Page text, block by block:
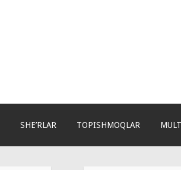
SHE’RLAR TOPISHMOQLAR